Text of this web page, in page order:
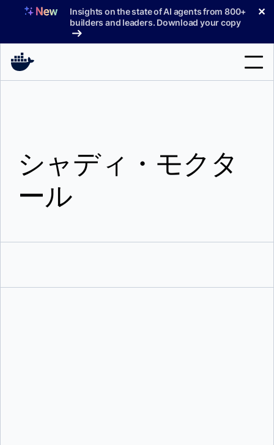
へ
Insights on the state of AI agents from 800+
builders and leaders. Download your copy
✕
料金プラン
シャディ・モクタ
ール